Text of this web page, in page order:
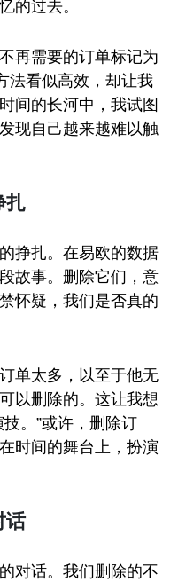
的过去。
再需要的订单标记为
法看似高效，却让我
间的长河中，我试图
现自己越来越难以触
扎
挣扎。在易欧的数据
故事。删除它们，意
怀疑，我们是否真的
单太多，以至于他无
以删除的。这让我想
。”或许，删除订
时间的舞台上，扮演
话
对话。我们删除的不